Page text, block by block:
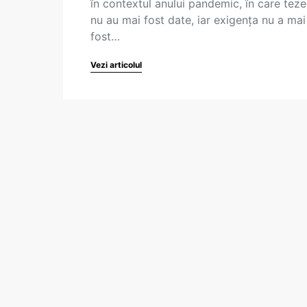
în contextul anului pandemic, în care
nu au mai fost date, iar exigenţa nu a mai
fost…
Vezi articolul